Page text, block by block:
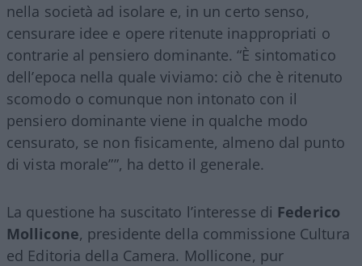
nella società ad isolare e, in un certo senso,
censurare idee e opere ritenute inappropriati o
contrarie al pensiero dominante. “È sintomatico
dell’epoca nella quale viviamo: ciò che è ritenuto
scomodo o comunque non intonato con il
pensiero dominante viene in qualche modo
censurato, se non fisicamente, almeno dal punto
di vista morale””, ha detto il generale.
La questione ha suscitato l’interesse di Federico
Mollicone, presidente della commissione Cultura
ed Editoria della Camera. Mollicone, pur